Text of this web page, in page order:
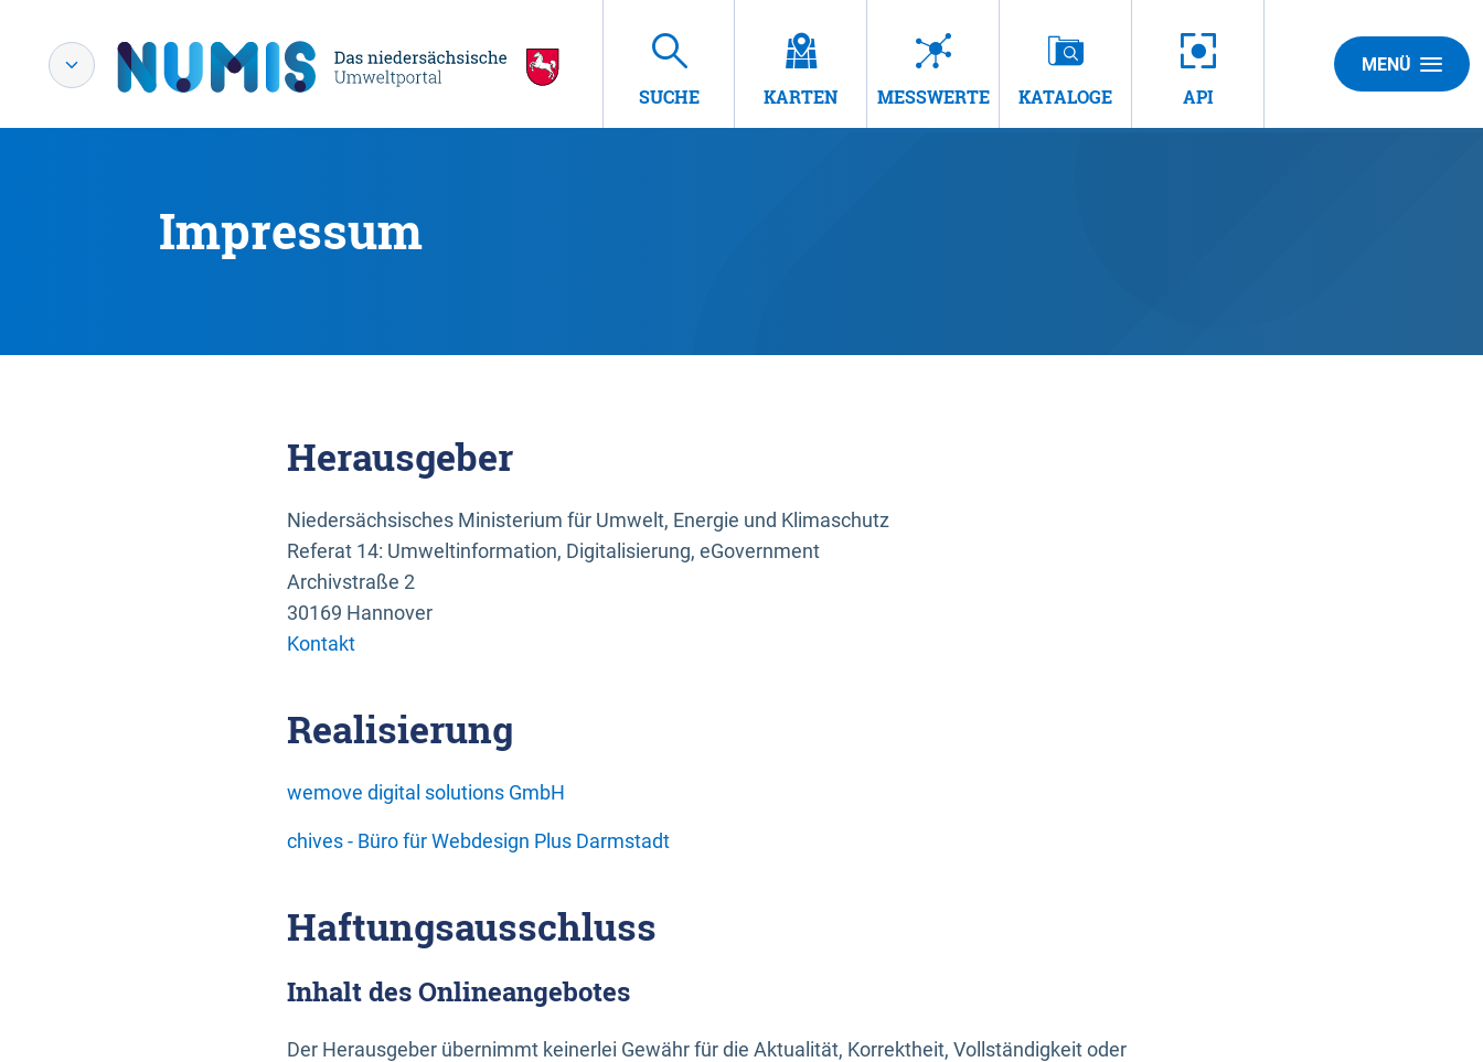
SUCHE KARTEN MESSWERTE KATALOGE API
MENÜ
Impressum
Herausgeber
Niedersächsisches Ministerium für Umwelt, Energie und Klimaschutz
Referat 14: Umweltinformation, Digitalisierung, eGovernment
Archivstraße 2
30169 Hannover
Kontakt
Realisierung
wemove digital solutions GmbH
chives - Büro für Webdesign Plus Darmstadt
Haftungsausschluss
Inhalt des Onlineangebotes
Der Herausgeber übernimmt keinerlei Gewähr für die Aktualität, Korrektheit, Vollständigkeit oder